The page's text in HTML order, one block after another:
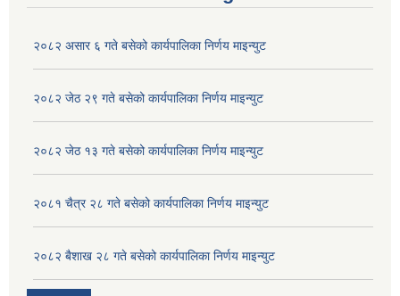
२०८२ असार ६ गते बसेको कार्यपालिका निर्णय माइन्युट
२०८२ जेठ २९ गते बसेको कार्यपालिका निर्णय माइन्युट
२०८२ जेठ १३ गते बसेको कार्यपालिका निर्णय माइन्युट
२०८१ चैत्र २८ गते बसेको कार्यपालिका निर्णय माइन्युट
२०८२ बैशाख २८ गते बसेको कार्यपालिका निर्णय माइन्युट